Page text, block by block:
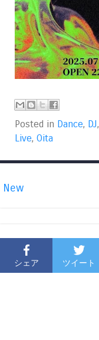
Posted in Dance, DJ,
Live, Oita
New
シェア ツイート